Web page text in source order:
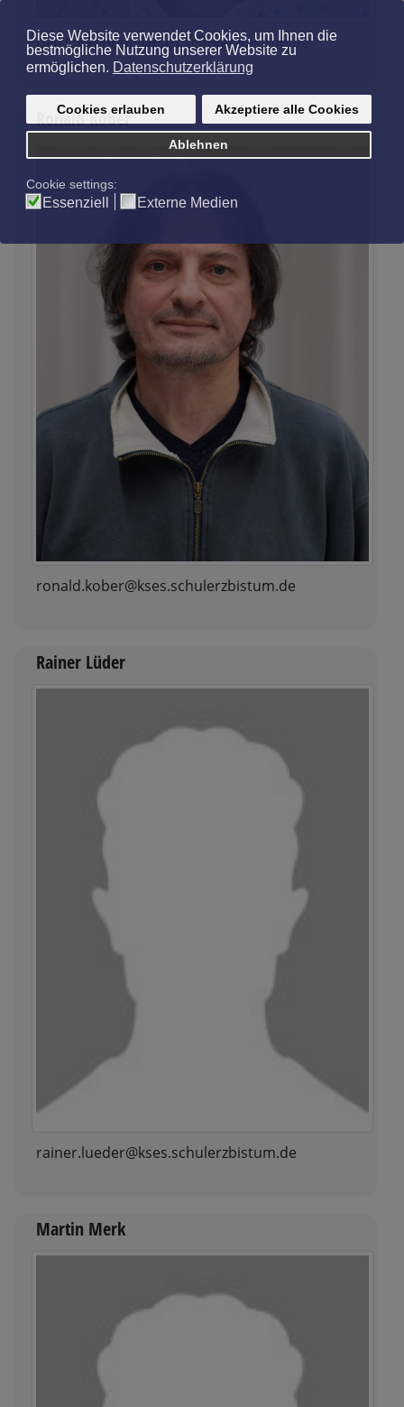
patrick.kapoun@kses.schulerzbistum.de
Ronald Kober
ronald.kober@kses.schulerzbistum.de
Rainer Lüder
rainer.lueder@kses.schulerzbistum.de
Martin Merk